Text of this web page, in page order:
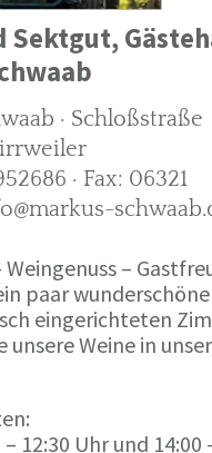
Sektgut,
· Schloßstraße
· Fax: 06321
–
paar
eingerichteten
unsere Weine in
– 12:30 Uhr und 14:00